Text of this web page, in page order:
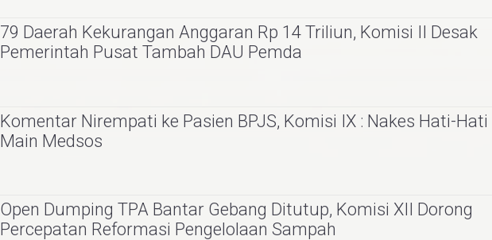
79 Daerah Kekurangan Anggaran Rp 14 Triliun, Komisi II Desak
Pemerintah Pusat Tambah DAU Pemda
Komentar Nirempati ke Pasien BPJS, Komisi IX : Nakes Hati-Hati
Main Medsos
Open Dumping TPA Bantar Gebang Ditutup, Komisi XII Dorong
Percepatan Reformasi Pengelolaan Sampah